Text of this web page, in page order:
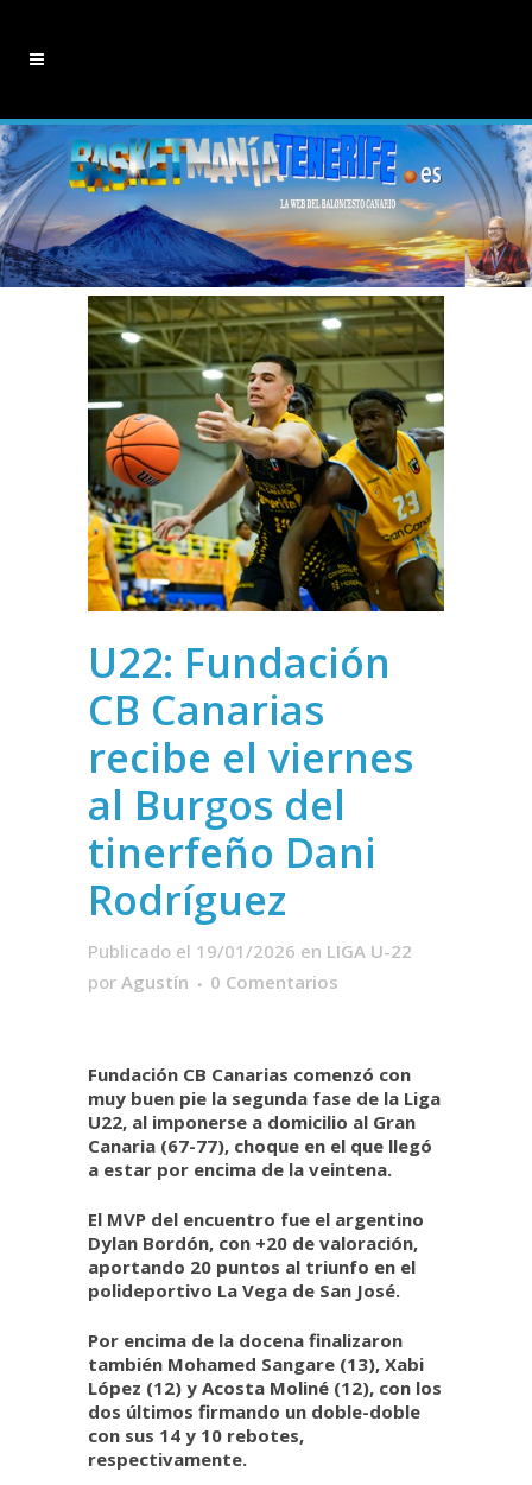
U22: Fundación
CB Canarias
recibe el viernes
al Burgos del
tinerfeño Dani
Rodríguez
Publicado el 19/01/2026 en LIGA U-22
por Agustín 0 Comentarios
Fundación CB Canarias comenzó con
muy buen pie la segunda fase de la Liga
U22, al imponerse a domicilio al Gran
Canaria (67-77), choque en el que llegó
a estar por encima de la veintena.
El MVP del encuentro fue el argentino
Dylan Bordón, con +20 de valoración,
aportando 20 puntos al triunfo en el
polideportivo La Vega de San José.
Por encima de la docena finalizaron
también Mohamed Sangare (13), Xabi
López (12) y Acosta Moliné (12), con los
dos últimos firmando un doble-doble
con sus 14 y 10 rebotes,
respectivamente.